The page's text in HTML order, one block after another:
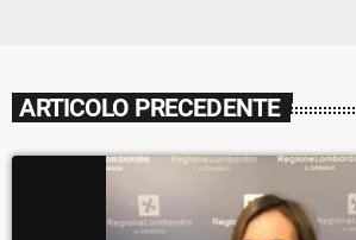
ARTICOLO PRECEDENTE